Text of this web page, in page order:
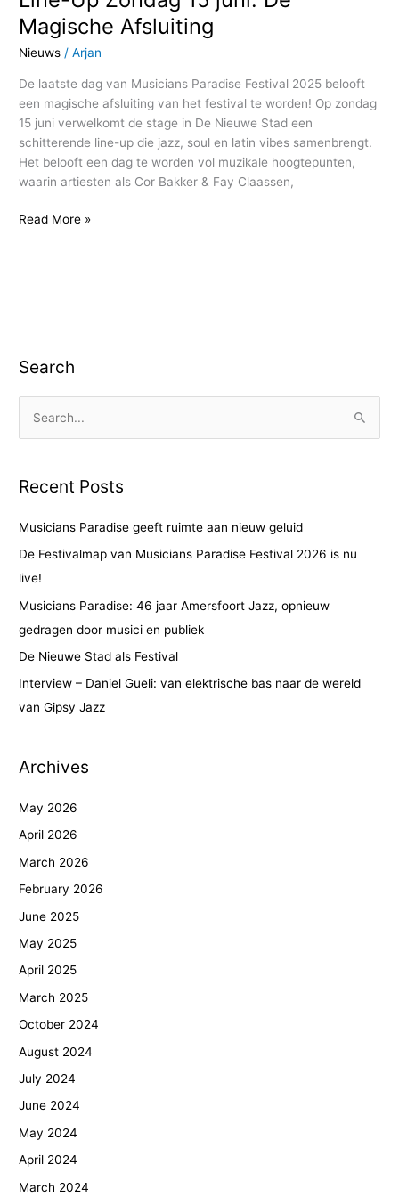
Magische Afsluiting
Nieuws /Arjan
De laatste dag van Musicians Paradise Festival 2025 belooft
een magische afsluiting van het festival te worden! Op zondag
15 juni verwelkomt de stage in De Nieuwe Stad een
schitterende line-up die jazz, soul en latin vibes samenbrengt.
Het belooft een dag te worden vol muzikale hoogtepunten,
waarin artiesten als Cor Bakker & Fay Claassen,
Read More »
Search
r
r
:
Recent Posts
Musicians Paradise geeft ruimte aan nieuw geluid
De Festivalmap van Musicians Paradise Festival 2026 is nu
live!
Musicians Paradise: 46 jaar Amersfoort Jazz, opnieuw
gedragen door musici en publiek
De Nieuwe Stad als Festival
Interview – Daniel Gueli: van elektrische bas naar de wereld
van Gipsy Jazz
Archives
May 2026
April 2026
March 2026
February 2026
June 2025
May 2025
April 2025
March 2025
October 2024
August 2024
July 2024
June 2024
May 2024
April 2024
March 2024